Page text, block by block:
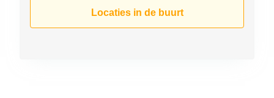
Kantoorruimte
Locaties in de buurt